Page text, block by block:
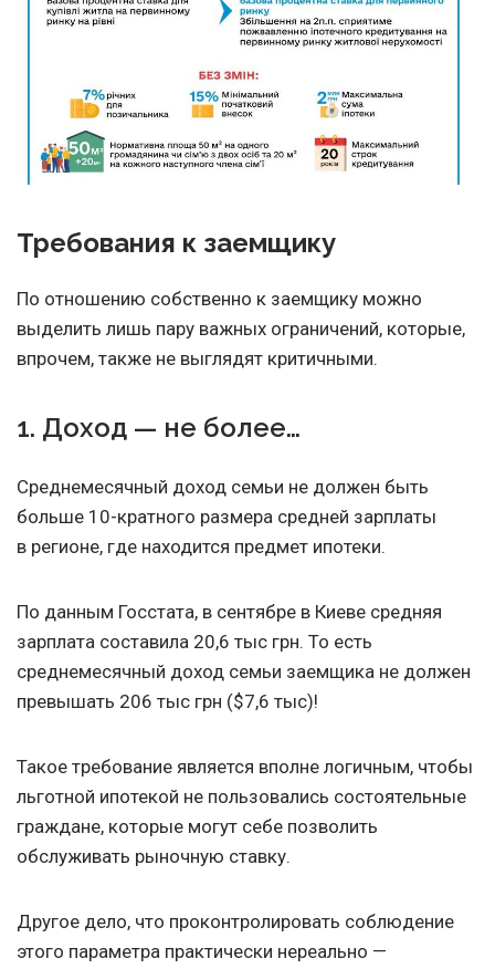
Требования к заемщику
По отношению собственно к заемщику можно
выделить лишь пару важных ограничений, которые,
впрочем, также не выглядят критичными.
1. Доход — не более…
Среднемесячный доход семьи не должен быть
больше 10-кратного размера средней зарплаты
в регионе, где находится предмет ипотеки.
По данным Госстата, в сентябре в Киеве средняя
зарплата составила 20,6 тыс грн. То есть
среднемесячный доход семьи заемщика не должен
превышать 206 тыс грн ($7,6 тыс)!
Такое требование является вполне логичным, чтобы
льготной ипотекой не пользовались состоятельные
граждане, которые могут себе позволить
обслуживать рыночную ставку.
Другое дело, что проконтролировать соблюдение
этого параметра практически нереально —